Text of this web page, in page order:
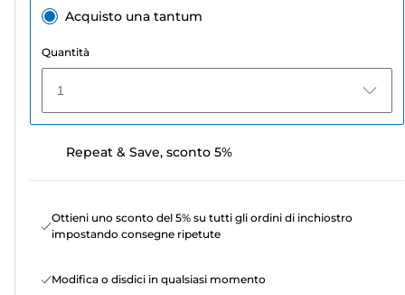
Acquisto una tantum
Quantità
1
Repeat & Save, sconto 5%
Ottieni uno sconto del 5% su tutti gli ordini di inchiostro
impostando consegne ripetute
Modifica o disdici in qualsiasi momento